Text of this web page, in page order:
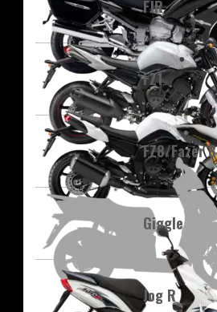
FJR
FZ1
FZ8/Fazer 8
Giggle
Jog R